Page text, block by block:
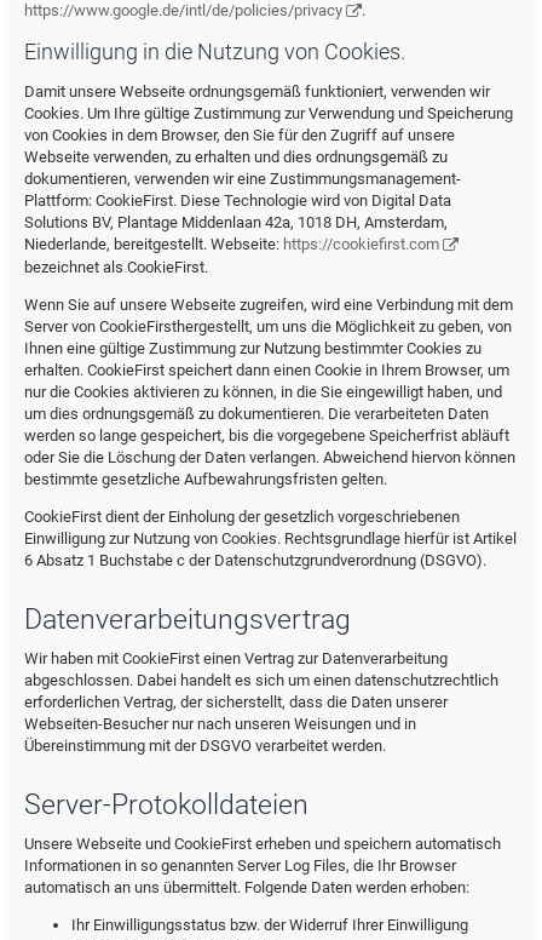
https://www.google.de/intl/de/policies/privacy
.
Einwilligung in die Nutzung von Cookies.
Damit unsere Webseite ordnungsgemäß funktioniert, verwenden wir
Cookies. Um Ihre gültige Zustimmung zur Verwendung und Speicherung
von Cookies in dem Browser, den Sie für den Zugriff auf unsere
Webseite verwenden, zu erhalten und dies ordnungsgemäß zu
dokumentieren, verwenden wir eine Zustimmungsmanagement-
Plattform: CookieFirst. Diese Technologie wird von Digital Data
Solutions BV, Plantage Middenlaan 42a, 1018 DH, Amsterdam,
Niederlande, bereitgestellt. Webseite: https://cookiefirst.com
bezeichnet als CookieFirst.
Wenn Sie auf unsere Webseite zugreifen, wird eine Verbindung mit dem
Server von CookieFirsthergestellt, um uns die Möglichkeit zu geben, von
Ihnen eine gültige Zustimmung zur Nutzung bestimmter Cookies zu
erhalten. CookieFirst speichert dann einen Cookie in Ihrem Browser, um
nur die Cookies aktivieren zu können, in die Sie eingewilligt haben, und
um dies ordnungsgemäß zu dokumentieren. Die verarbeiteten Daten
werden so lange gespeichert, bis die vorgegebene Speicherfrist abläuft
oder Sie die Löschung der Daten verlangen. Abweichend hiervon können
bestimmte gesetzliche Aufbewahrungsfristen gelten.
CookieFirst dient der Einholung der gesetzlich vorgeschriebenen
Einwilligung zur Nutzung von Cookies. Rechtsgrundlage hierfür ist Artikel
6 Absatz 1 Buchstabe c der Datenschutzgrundverordnung (DSGVO).
Datenverarbeitungsvertrag
Wir haben mit CookieFirst einen Vertrag zur Datenverarbeitung
abgeschlossen. Dabei handelt es sich um einen datenschutzrechtlich
erforderlichen Vertrag, der sicherstellt, dass die Daten unserer
Webseiten-Besucher nur nach unseren Weisungen und in
Übereinstimmung mit der DSGVO verarbeitet werden.
Server-Protokolldateien
Unsere Webseite und CookieFirst erheben und speichern automatisch
Informationen in so genannten Server Log Files, die Ihr Browser
automatisch an uns übermittelt. Folgende Daten werden erhoben:
Ihr Einwilligungsstatus bzw. der Widerruf Ihrer Einwilligung